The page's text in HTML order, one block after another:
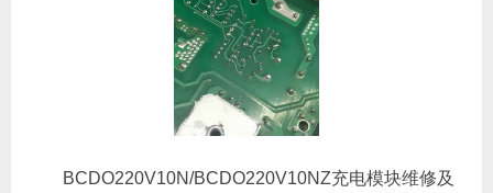
BCDO220V10N/BCDO220V10NZ充电模块维修及